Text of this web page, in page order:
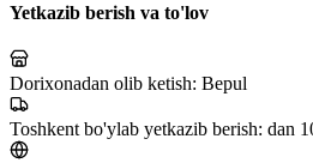
Yetkazib berish va to'lov
Dorixonadan olib ketish: Bepul
Toshkent bo'ylab yetkazib berish: dan